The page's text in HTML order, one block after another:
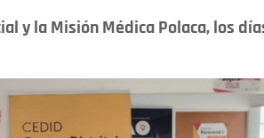
y la Misión Médica Polaca, los